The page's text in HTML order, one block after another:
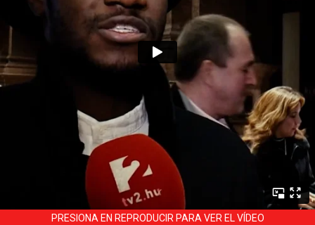
PRESIONA EN REPRODUCIR PARA VER EL VÍDEO